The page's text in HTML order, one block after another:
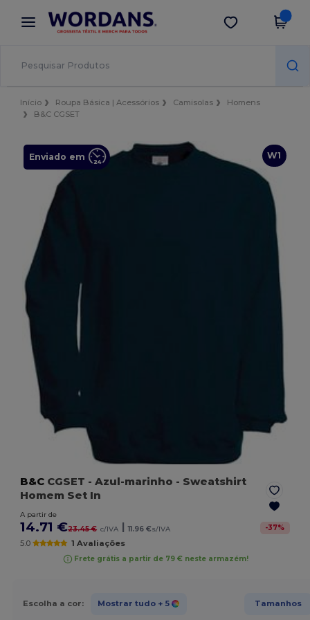
× App Wordans
Melhores preços na app!
Obter app
Início Roupa Básica | Acessórios Camisolas
Homens
B&C CGSET
W1
Enviado em
B&C CGSET - Azul-marinho - Sweatshirt
Homem Set In
A partir de
14.71 €23.45 € c/IVA | 11.96 €s/IVA -37%
5.0 1 Avaliações
Frete grátis a partir de 79 € neste armazém!
Escolha a cor: Mostrar tudo + 5 Tamanhos